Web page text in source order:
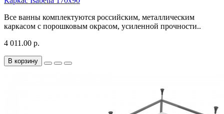
Все ванны комплектуются российским, металлическим
каркасом с порошковым окрасом, усиленной прочности..
4 011.00 р.
В корзину